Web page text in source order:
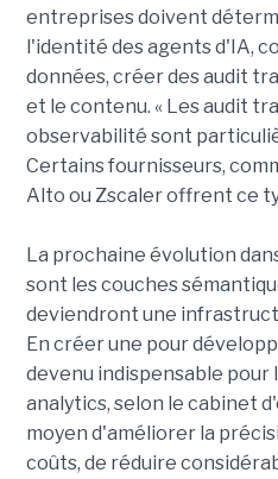
entreprises doivent
l'identité des agents d'IA,
données, créer des audit
et le contenu. « Les audit
observabilité sont
Certains fournisseurs,
Alto ou Zscaler offrent ce
La prochaine évolution
sont les couches
deviendront une
En créer une pour
devenu indispensable pour
analytics, selon le cabinet
moyen d'améliorer la
coûts, de réduire